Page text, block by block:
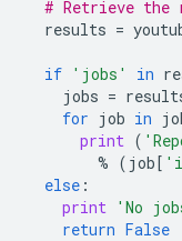
# Retrieve the
results =
if 'jobs' in
jobs =
for job in
print (
% ( job[
else :
print 'No
return False